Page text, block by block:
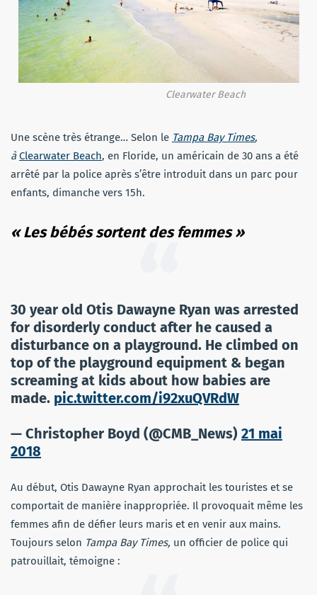
Clearwater Beach
Une scène très étrange… Selon le Tampa Bay Times,
à Clearwater Beach, en Floride, un américain de 30 ans a été
arrêté par la police après s’être introduit dans un parc pour
enfants, dimanche vers 15h.
« Les bébés sortent des femmes »
30 year old Otis Dawayne Ryan was arrested
for disorderly conduct after he caused a
disturbance on a playground. He climbed on
top of the playground equipment & began
screaming at kids about how babies are
made. pic.twitter.com/i92xuQVRdW
— Christopher Boyd (@CMB_News) 21 mai
2018
Au début, Otis Dawayne Ryan approchait les touristes et se
comportait de manière inappropriée. Il provoquait même les
femmes afin de défier leurs maris et en venir aux mains.
Toujours selon Tampa Bay Times, un officier de police qui
patrouillait, témoigne :